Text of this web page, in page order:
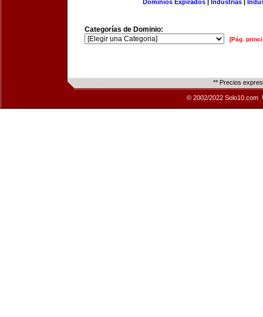
Dominios Expirados | Industrias |
Categorías de Dominio:
[Pág.
** Precios
© 2002/2022 Solo10.com